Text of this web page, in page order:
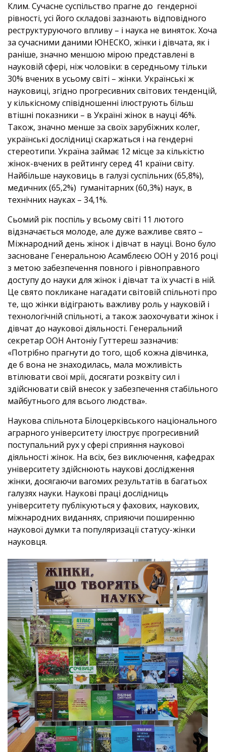
Клим. Сучасне суспільство прагне до гендерної
рівності, усі його складові зазнають відповідного
реструктуруючого впливу – і наука не виняток. Хоча
за сучасними даними ЮНЕСКО, жінки і дівчата, як і
раніше, значно меншою мірою представлені в
науковій сфері, ніж чоловіки: в середньому тільки
30% вчених в усьому світі – жінки. Українські ж
науковиці, згідно прогресивних світових тенденцій,
у кількісному співідношенні ілюструють більш
втішні показники – в Україні жінок в науці 46%.
Також, значно менше за своїх зарубіжних колег,
українські дослідниці скаржаться і на гендерні
стереотипи. Україна займає 12 місце за кількістю
жінок-вчених в рейтингу серед 41 країни світу.
Найбільше науковиць в галузі суспільних (65,8%),
медичних (65,2%) гуманітарних (60,3%) наук, в
технічних науках – 34,1%.
Сьомий рік поспіль у всьому світі 11 лютого
відзначається молоде, але дуже важливе свято –
Міжнародний день жінок і дівчат в науці. Воно було
засноване Генеральною Асамблеєю ООН у 2016 році
з метою забезпечення повного і рівноправного
доступу до науки для жінок і дівчат та їх участі в ній.
Це свято покликане нагадати світовій спільноті про
те, що жінки відіграють важливу роль у науковій і
технологічній спільноті, а також заохочувати жінок і
дівчат до наукової діяльності. Генеральний
секретар ООН Антоніу Гуттереш зазначив:
«Потрібно прагнути до того, щоб кожна дівчинка,
де б вона не знаходилась, мала можливість
втілювати свої мрії, досягати розквіту сил і
здійснювати свій внесок у забезпечення стабільного
майбутнього для всього людства».
Наукова спільнота Білоцерківського національного
аграрного університету ілюструє прогресивний
поступальний рух у сфері сприяння наукової
діяльності жінок. На всіх, без виключення, кафедрах
університету здійснюють наукові дослідження
жінки, досягаючи вагомих результатів в багатьох
галузях науки. Наукові праці дослідниць
університету публікуються у фахових, наукових,
міжнародних виданнях, сприяючи поширенню
наукової думки та популяризації статусу-жінки
науковця.